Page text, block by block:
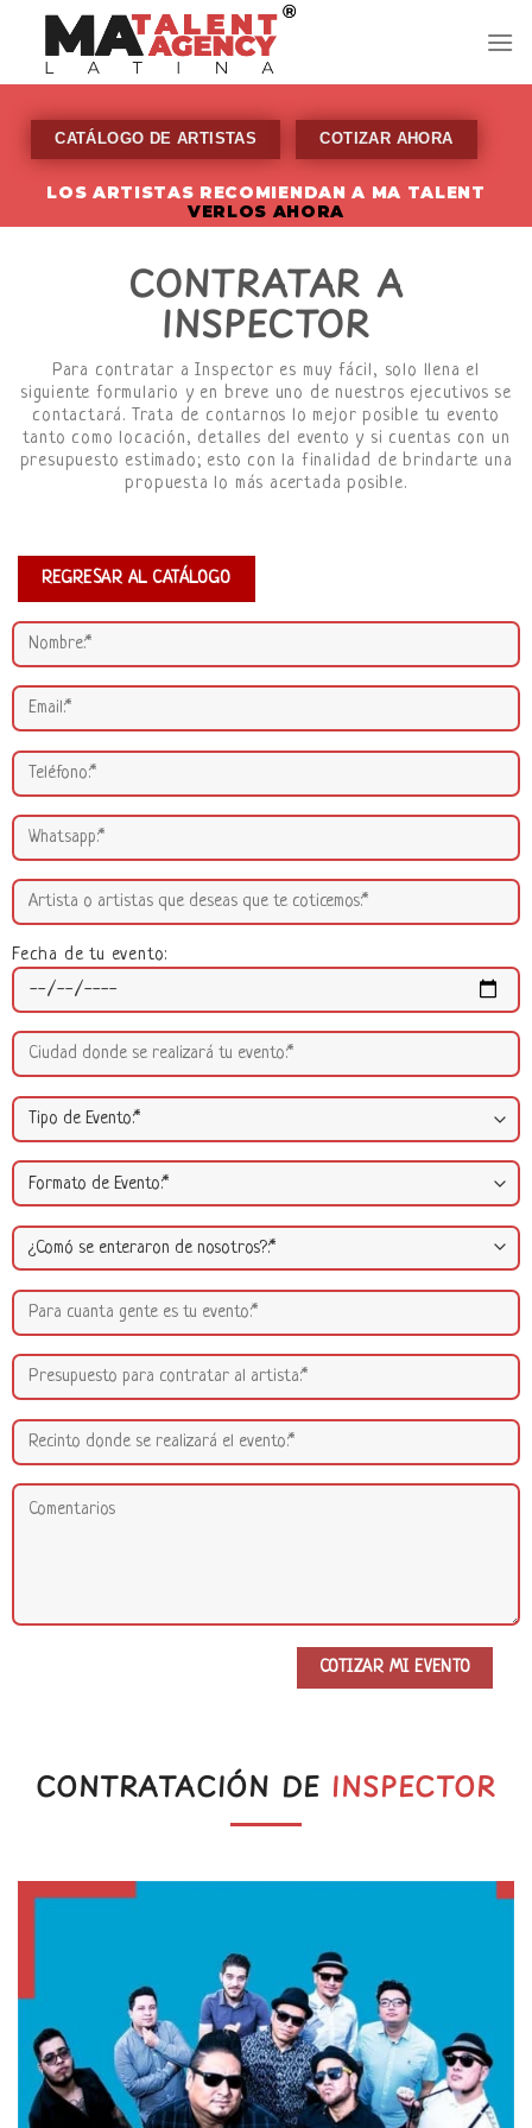
content
CATÁLOGO DE ARTISTAS COTIZAR AHORA
LOS ARTISTAS RECOMIENDAN A MA TALENT
VERLOS AHORA
CONTRATAR A
INSPECTOR
Para contratar a Inspector es muy fácil, solo llena el
siguiente formulario y en breve uno de nuestros ejecutivos se
contactará. Trata de contarnos lo mejor posible tu evento
tanto como locación, detalles del evento y si cuentas con un
presupuesto estimado; esto con la finalidad de brindarte una
propuesta lo más acertada posible.
REGRESAR AL CATÁLOGO
Fecha de tu evento:
CONTRATACIÓN DE INSPECTOR